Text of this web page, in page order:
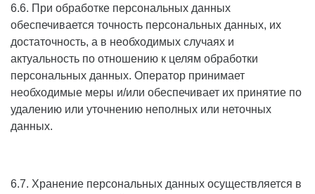
6.6. При обработке персональных данных
обеспечивается точность персональных данных, их
достаточность, а в необходимых случаях и
актуальность по отношению к целям обработки
персональных данных. Оператор принимает
необходимые меры и/или обеспечивает их принятие по
удалению или уточнению неполных или неточных
данных.
6.7. Хранение персональных данных осуществляется в